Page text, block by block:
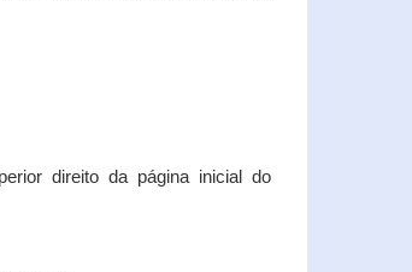
direito da página inicial do